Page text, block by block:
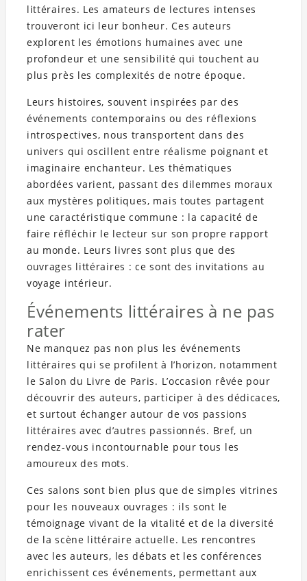
littéraires. Les amateurs de lectures intenses
trouveront ici leur bonheur. Ces auteurs
explorent les émotions humaines avec une
profondeur et une sensibilité qui touchent au
plus près les complexités de notre époque.
Leurs histoires, souvent inspirées par des
événements contemporains ou des réflexions
introspectives, nous transportent dans des
univers qui oscillent entre réalisme poignant et
imaginaire enchanteur. Les thématiques
abordées varient, passant des dilemmes moraux
aux mystères politiques, mais toutes partagent
une caractéristique commune : la capacité de
faire réfléchir le lecteur sur son propre rapport
au monde. Leurs livres sont plus que des
ouvrages littéraires : ce sont des invitations au
voyage intérieur.
Événements littéraires à ne pas
rater
Ne manquez pas non plus les événements
littéraires qui se profilent à l’horizon, notamment
le Salon du Livre de Paris. L’occasion rêvée pour
découvrir des auteurs, participer à des dédicaces,
et surtout échanger autour de vos passions
littéraires avec d’autres passionnés. Bref, un
rendez-vous incontournable pour tous les
amoureux des mots.
Ces salons sont bien plus que de simples vitrines
pour les nouveaux ouvrages : ils sont le
témoignage vivant de la vitalité et de la diversité
de la scène littéraire actuelle. Les rencontres
avec les auteurs, les débats et les conférences
enrichissent ces événements, permettant aux